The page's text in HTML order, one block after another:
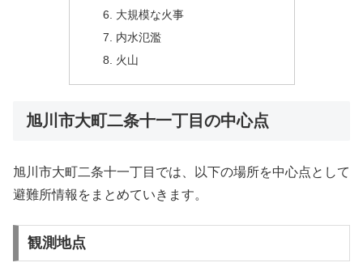
大規模な火事
内水氾濫
火山
旭川市大町二条十一丁目の中心点
旭川市大町二条十一丁目では、以下の場所を中心点として
避難所情報をまとめていきます。
観測地点